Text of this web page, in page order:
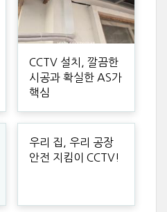
CCTV 설치, 깔끔한
시공과 확실한 AS가
핵심
우리 집, 우리 공장
안전 지킴이 CCTV!